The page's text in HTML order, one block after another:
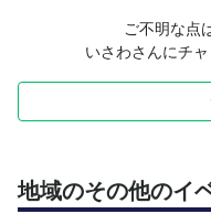
ご不明な点
いさわさんにチ
地域のその他のイ